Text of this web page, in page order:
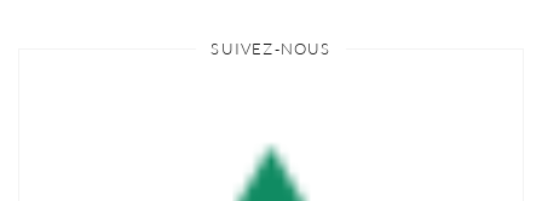
SUIVEZ-NOUS